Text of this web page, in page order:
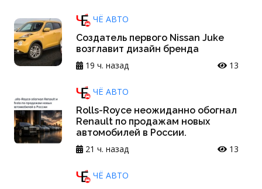
ЧЁ АВТО
Создатель первого Nissan Juke
возглавит дизайн бренда
19 ч. назад
13
ЧЁ АВТО
Rolls-Royce неожиданно обогнал
Renault по продажам новых
автомобилей в России.
21 ч. назад
13
ЧЁ АВТО